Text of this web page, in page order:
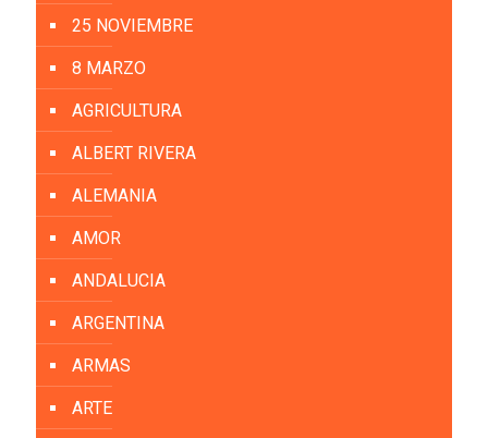
25 NOVIEMBRE
8 MARZO
AGRICULTURA
ALBERT RIVERA
ALEMANIA
AMOR
ANDALUCIA
ARGENTINA
ARMAS
ARTE